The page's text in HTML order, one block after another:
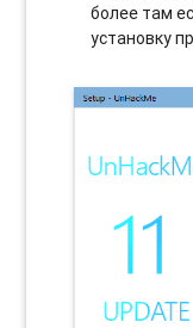
более там
установку